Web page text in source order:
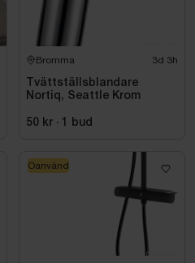
Bromma 3d 3h
Tvättställsblandare
Nortiq, Seattle Krom
50 kr · 1 bud
Oanvänd